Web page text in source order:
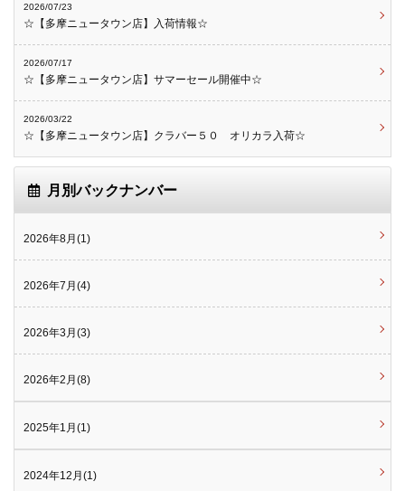
2026/07/23
☆【多摩ニュータウン店】入荷情報☆
2026/07/17
☆【多摩ニュータウン店】サマーセール開催中☆
2026/03/22
☆【多摩ニュータウン店】クラバー５０ オリカラ入荷☆
月別バックナンバー
2026年8月(1)
2026年7月(4)
2026年3月(3)
2026年2月(8)
2025年1月(1)
2024年12月(1)